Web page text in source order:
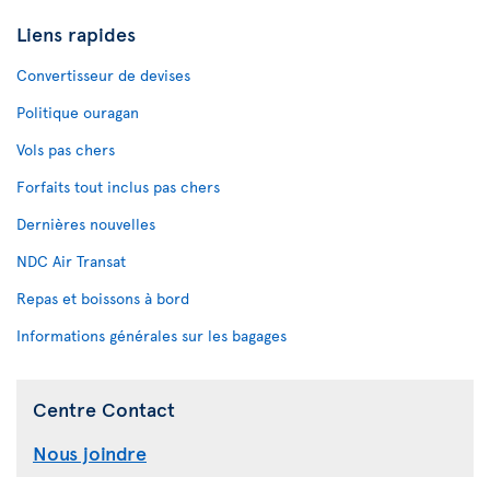
Liens rapides
Convertisseur de devises
Politique ouragan
Vols pas chers
Forfaits tout inclus pas chers
Dernières nouvelles
NDC Air Transat
Repas et boissons à bord
Informations générales sur les bagages
Centre Contact
Nous joindre